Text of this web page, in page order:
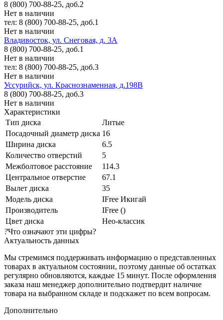
8 (800) 700-88-25, доб.2
Нет в наличии
тел: 8 (800) 700-88-25, доб.1
Нет в наличии
Владивосток, ул. Снеговая, д. 3А
8 (800) 700-88-25, доб.1
Нет в наличии
тел: 8 (800) 700-88-25, доб.3
Нет в наличии
Уссурийск, ул. Краснознаменная, д.198В
8 (800) 700-88-25, доб.3
Нет в наличии
Характеристики
Тип диска
Литые
Посадочный диаметр диска 16
Ширина диска
6.5
Количество отверстий
5
Межболтовое расстояние
114.3
Центральное отверстие
67.1
Вылет диска
35
Модель диска
IFree Икигай
Производитель
IFree ()
Цвет диска
Нео-классик
?Что означают эти цифры?
Актуальность данных
Мы стремимся поддерживать информацию о представленных
товарах в актуальном состоянии, поэтому данные об остатках
регулярно обновляются, каждые 15 минут. После оформления
заказа наш менеджер дополнительно подтвердит наличие
товара на выбранном складе и подскажет по всем вопросам.
Дополнительно